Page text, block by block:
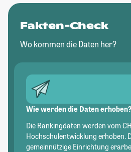
Fakten-Check
Wo kommen die Daten her?
Wie werden die Daten erhoben?
Die Rankingdaten werden vom
Hochschulentwicklung erhoben.
gemeinnützige Einrichtung